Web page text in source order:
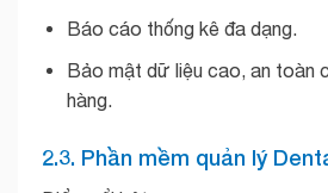
Báo cáo thống kê đa dạng.
Bảo mật dữ liệu cao, an toàn
hàng.
2.3. Phần mềm quản lý